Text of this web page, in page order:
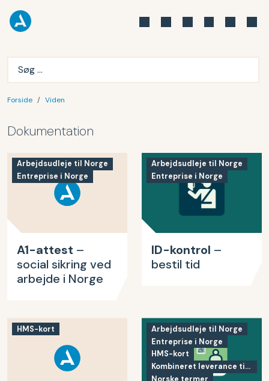
Forside Viden
Dokumentation
A1-attest –
social sikring ved
arbejde i Norge
Arbejdsudleje til Norge
Entreprise i Norge
ID-kontrol –
bestil tid
Arbejdsudleje til Norge
Entreprise i Norge
HMS-kort
Arbejdsudleje til Norge
Entreprise i Norge
HMS-kort
Kombineret leverance til Norge